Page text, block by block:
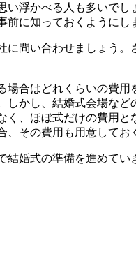
浮かべる人も多いで
に知っておくようにし
問い合わせましょう
合はどれくらいの費
かし、結婚式会場な
、ほぼ式だけの費用
その費用も用意してお
結婚式の準備を進めてい